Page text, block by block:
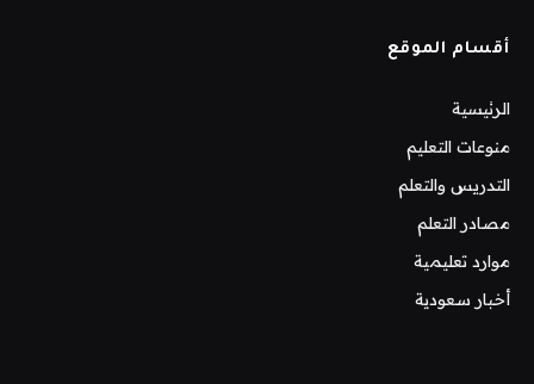
أقسام الموقع
الرئيسية
منوعات التعليم
التدريس والتعلم
مصادر التعلم
موارد تعليمية
أخبار سعودية